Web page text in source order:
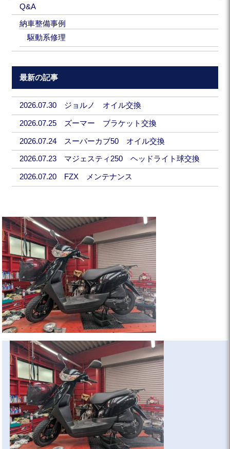
Q&A
納車整備事例
駆動系修理
最新の記事
2026.07.30 ジョルノ オイル交換
2026.07.25 ズーマー ブラケット交換
2026.07.24 スーパーカブ50 オイル交換
2026.07.23 マジェスティ250 ヘッドライト球交換
2026.07.20 FZX メンテナンス